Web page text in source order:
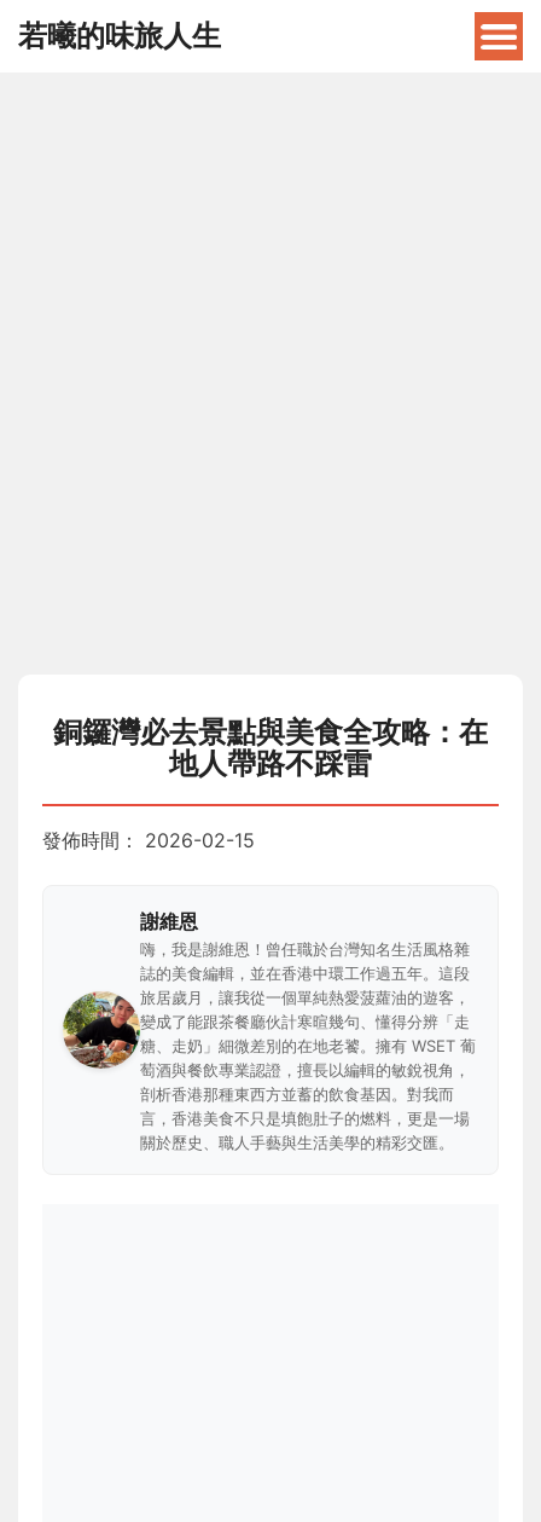
若曦的味旅人生
銅鑼灣必去景點與美食全攻略：在
地人帶路不踩雷
發佈時間： 2026-02-15
謝維恩
嗨，我是謝維恩！曾任職於台灣知名生活風格雜
誌的美食編輯，並在香港中環工作過五年。這段
旅居歲月，讓我從一個單純熱愛菠蘿油的遊客，
變成了能跟茶餐廳伙計寒暄幾句、懂得分辨「走
糖、走奶」細微差別的在地老饕。擁有 WSET 葡
萄酒與餐飲專業認證，擅長以編輯的敏銳視角，
剖析香港那種東西方並蓄的飲食基因。對我而
言，香港美食不只是填飽肚子的燃料，更是一場
關於歷史、職人手藝與生活美學的精彩交匯。